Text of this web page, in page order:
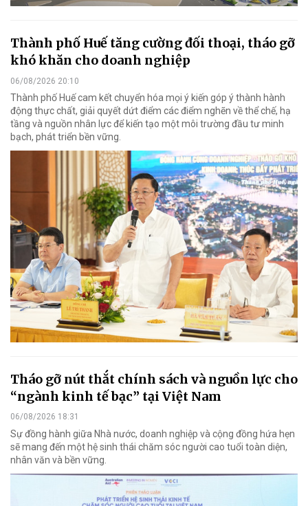
Thành phố Huế tăng cường đối thoại, tháo gỡ
khó khăn cho doanh nghiệp
06/08/2026 20:10
Thành phố Huế cam kết chuyển hóa mọi ý kiến góp ý thành hành
động thực chất, giải quyết dứt điểm các điểm nghẽn về thể chế, hạ
tầng và nguồn nhân lực để kiến tạo một môi trường đầu tư minh
bạch, phát triển bền vững.
Tháo gỡ nút thắt chính sách và nguồn lực cho
“ngành kinh tế bạc” tại Việt Nam
06/08/2026 18:31
Sự đồng hành giữa Nhà nước, doanh nghiệp và cộng đồng hứa hẹn
sẽ mang đến một hệ sinh thái chăm sóc người cao tuổi toàn diện,
nhân văn và bền vững.